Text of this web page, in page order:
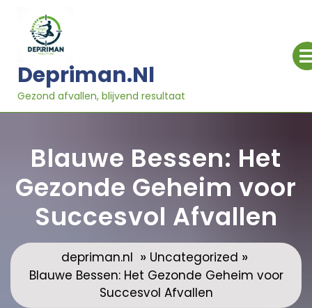
inhoud
Depriman.nl
Gezond afvallen, blijvend resultaat
Blauwe Bessen: Het
Gezonde Geheim voor
Succesvol Afvallen
depriman.nl » Uncategorized »
Blauwe Bessen: Het Gezonde Geheim voor
Succesvol Afvallen